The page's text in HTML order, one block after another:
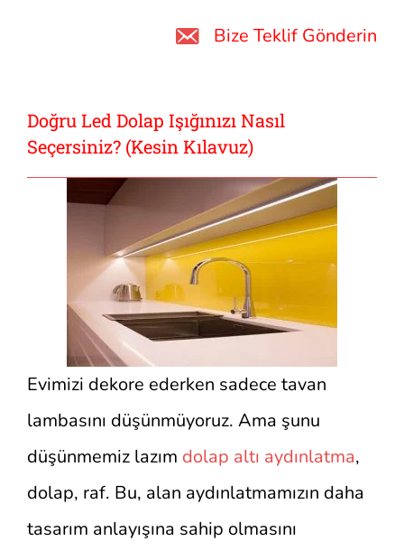
Bize Teklif Gönderin
Doğru Led Dolap Işığınızı Nasıl
Seçersiniz? (Kesin Kılavuz)
Evimizi dekore ederken sadece tavan
lambasını düşünmüyoruz. Ama şunu
düşünmemiz lazım dolap altı aydınlatma,
dolap, raf. Bu, alan aydınlatmamızın daha
tasarım anlayışına sahip olmasını